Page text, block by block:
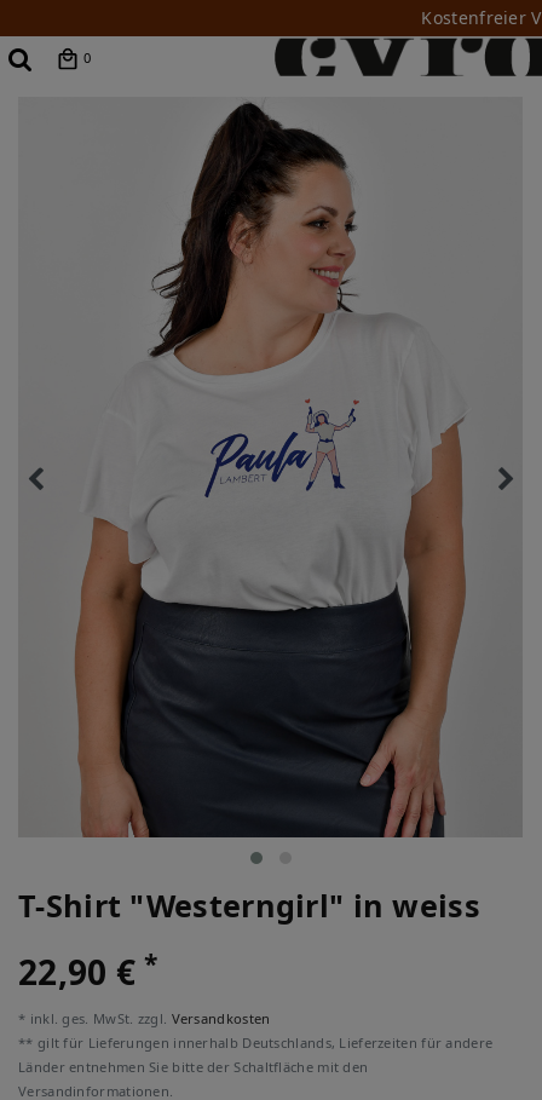
Kostenfreier
0
T-Shirt "Westerngirl" in weiss
22,90 €*
* inkl. ges. MwSt. zzgl. Versandkosten
** gilt für Lieferungen innerhalb Deutschlands, Lieferzeiten für andere
Länder entnehmen Sie bitte der Schaltfläche mit den
Versandinformationen.